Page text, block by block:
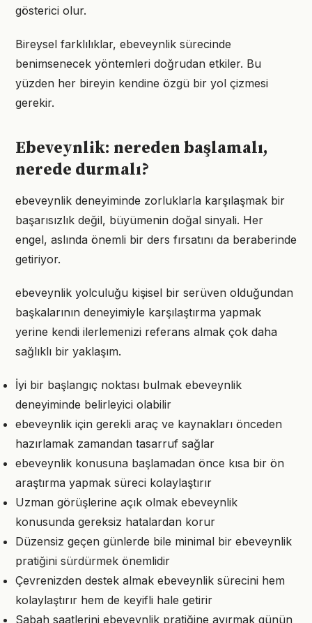
gösterici olur.
Bireysel farklılıklar, ebeveynlik sürecinde
benimsenecek yöntemleri doğrudan etkiler. Bu
yüzden her bireyin kendine özgü bir yol çizmesi
gerekir.
Ebeveynlik: nereden başlamalı,
nerede durmalı?
ebeveynlik deneyiminde zorluklarla karşılaşmak bir
başarısızlık değil, büyümenin doğal sinyali. Her
engel, aslında önemli bir ders fırsatını da beraberinde
getiriyor.
ebeveynlik yolculuğu kişisel bir serüven olduğundan
başkalarının deneyimiyle karşılaştırma yapmak
yerine kendi ilerlemenizi referans almak çok daha
sağlıklı bir yaklaşım.
İyi bir başlangıç noktası bulmak ebeveynlik
deneyiminde belirleyici olabilir
ebeveynlik için gerekli araç ve kaynakları önceden
hazırlamak zamandan tasarruf sağlar
ebeveynlik konusuna başlamadan önce kısa bir ön
araştırma yapmak süreci kolaylaştırır
Uzman görüşlerine açık olmak ebeveynlik
konusunda gereksiz hatalardan korur
Düzensiz geçen günlerde bile minimal bir ebeveynlik
pratiğini sürdürmek önemlidir
Çevrenizden destek almak ebeveynlik sürecini hem
kolaylaştırır hem de keyifli hale getirir
Sabah saatlerini ebeveynlik pratiğine ayırmak günün